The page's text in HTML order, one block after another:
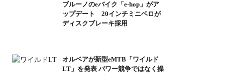
ブルーノのeバイク「e-hop」がア
ップデート 20インチミニベロが
ディスクブレーキ採用
オルベアが新型eMTB「ワイルド
LT」を発表 パワー競争ではなく操